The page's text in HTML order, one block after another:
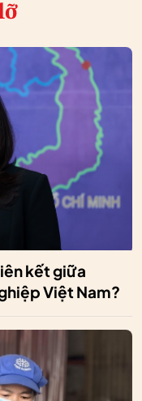
kết giữa
Việt Nam?